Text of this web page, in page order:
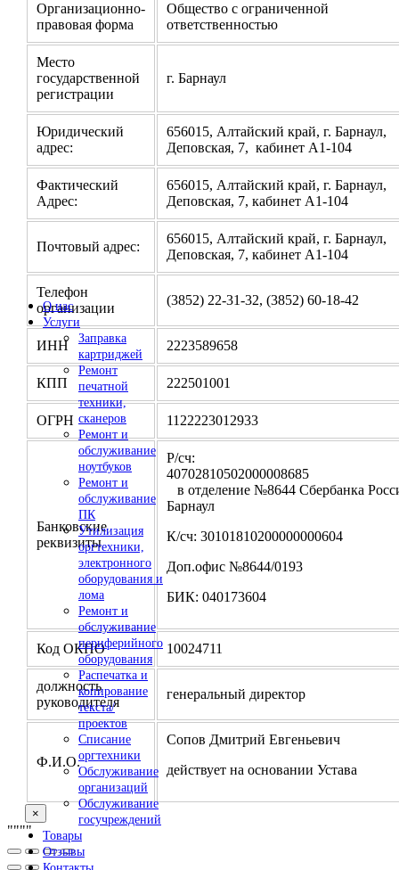
О нас
Услуги
Заправка
картриджей
Ремонт
печатной
техники,
сканеров
Ремонт и
обслуживание
ноутбуков
Ремонт и
обслуживание
ПК
Утилизация
оргтехники,
электронного
оборудования и
лома
Ремонт и
обслуживание
периферийного
оборудования
Распечатка и
копирование
текста/
проектов
Списание
оргтехники
Обслуживание
организаций
Обслуживание
госучреждений
Товары
Отзывы
Организационно-
правовая форма
Общество с ограниченной
ответственностью
Место
государственной
регистрации
г. Барнаул
Юридический
адрес:
656015, Алтайский край, г. Барнаул,
Деповская, 7, кабинет А1-104
Фактический
Адрес:
656015, Алтайский край, г. Барнаул,
Деповская, 7, кабинет А1-104
Почтовый адрес:
656015, Алтайский край, г. Барнаул,
Деповская, 7, кабинет А1-104
Телефон
организации
(3852) 22-31-32, (3852) 60-18-42
ИНН 2223589658
КПП 222501001
ОГРН 1122223012933
Банковские
реквизиты
Р/сч:
в отделение №8644 Сбербанка
Барнаул
К/сч: 30101810200000000604
Доп.офис №8644/0193
БИК: 040173604
Код ОКПО 10024711
должность
руководителя
генеральный директор
Ф.И.О.
Сопов Дмитрий Евгеньевич
действует на основании Устава
×
""""